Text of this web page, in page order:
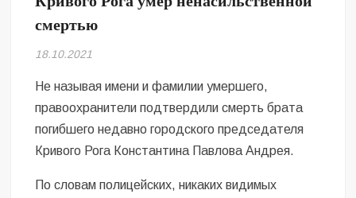
Безугла закликає валити Сирського
Світові бренди одягу та взуття: розвиток ринку та вплив на
сучасну моду
Командувач ВМС Неїжпапа закликав не дестабілізувати ситуацію
навколо керівництва армії
смертью
18.10.2021
Не называя имени и фамилии умершего,
правоохранители подтвердили смерть брата
погибшего недавно городского председателя
Кривого Рога Константина Павлова Андрея.
По словам полицейских, никаких видимых